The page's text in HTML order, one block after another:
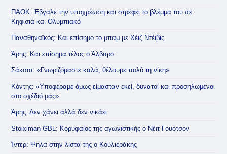
ΠΑΟΚ: Έβγαλε την υποχρέωση και στρέφει το βλέμμα του σε
Κηφισιά και Ολυμπιακό
Παναθηναϊκός: Και επίσημο το μπαμ με Χέιζ Ντέιβις
Άρης: Και επίσημα τέλος ο Άλβαρο
Σάκοτα: «Γνωριζόμαστε καλά, θέλουμε πολύ τη νίκη»
Κόντης: «Υποφέραμε όμως είμασταν εκεί, δυνατοί και προσηλωμένοι
στο σχέδιό μας»
Άρης: Δεν χάνει αλλά δεν νικάει
Stoiximan GBL: Κορυφαίος της αγωνιστικής ο Νέιτ Γουότσον
Ίντερ: Ψηλά στην λίστα της ο Κουλιεράκης